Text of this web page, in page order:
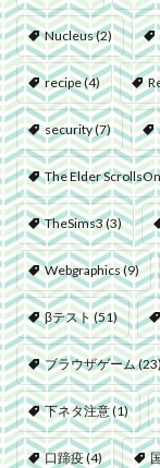
Nucleus(2)
recipe(4)
security(7)
The Elder
TheSims3(3)
Webgraphics(9)
βテスト(51)
ブラウザゲーム
下ネタ注意(1)
口蹄疫(4)